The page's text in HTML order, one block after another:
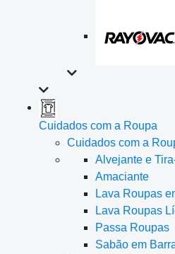
Cuidados com a Roupa
Cuidados com a
Alvejante e
Amaciante
Lava Roupas
Lava Roupas
Passa Roupas
Sabão em